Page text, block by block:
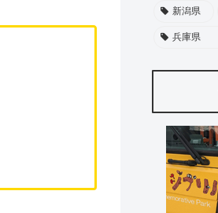
新潟県
兵庫県